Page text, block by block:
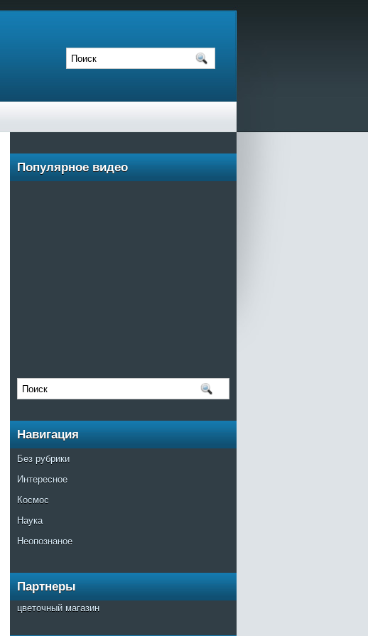
Популярное видео
Навигация
Без рубрики
Интересное
Космос
Наука
Неопознаное
Партнеры
цветочный магазин